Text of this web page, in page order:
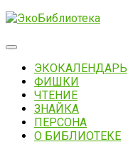
Skip
content
Expand
ЭКОКАЛЕНДАРЬ
ФИШКИ
ЧТЕНИЕ
ЗНАЙКА
ПЕРСОНА
О БИБЛИОТЕКЕ